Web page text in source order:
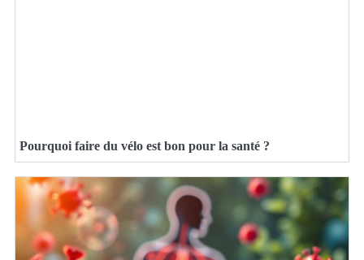
Pourquoi faire du vélo est bon pour la santé ?